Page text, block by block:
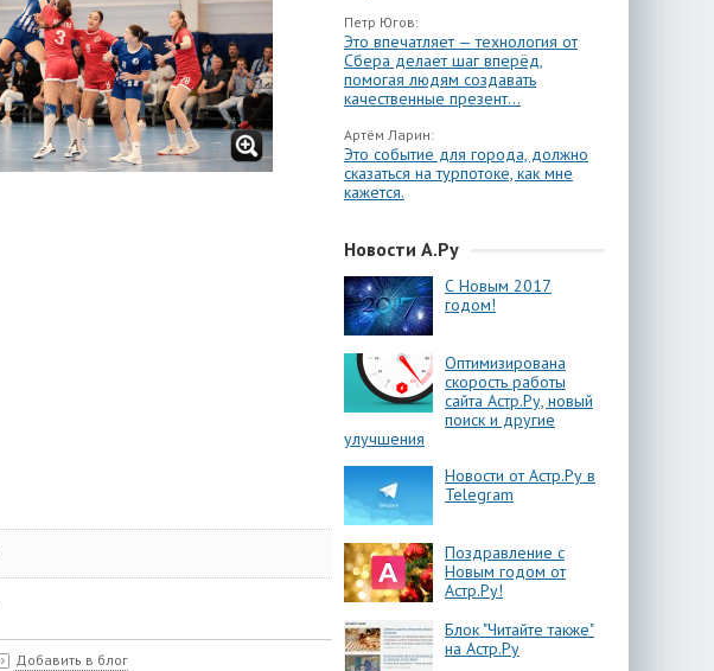
Добавить в блог
Петр Югов:
Это впечатляет — технология от
Сбера делает шаг вперёд,
помогая людям создавать
качественные презент...
Артём Ларин:
Это событие для города, должно
сказаться на турпотоке, как мне
кажется.
Новости А.Ру
С Новым 2017
годом!
Оптимизирована
скорость работы
сайта Астр.Ру, новый
поиск и другие
улучшения
Новости от Астр.Ру в
Telegram
Поздравление с
Новым годом от
Астр.Ру!
Блок "Читайте также"
на Астр.Ру